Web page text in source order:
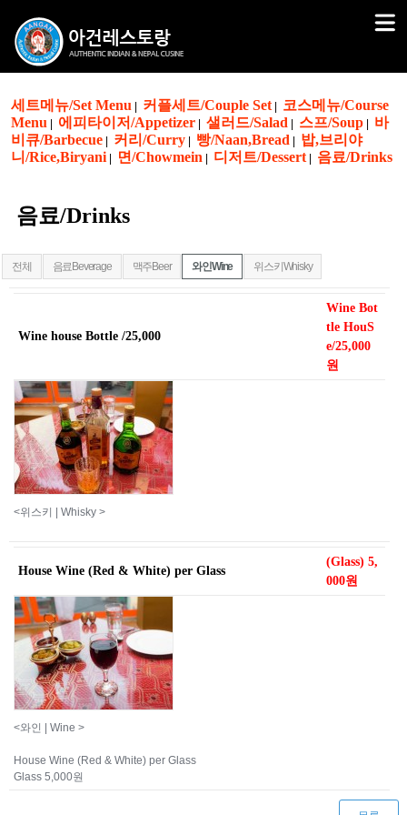
세트메뉴/Set Menu 커플세트/Couple Set| 코스메뉴/Course
Menu
에피타이저/Appetizer 샐러드/Salad 스프/Soup
바
비큐/Barbecue
커리/Curry 빵/Naan,Bread
밥,브리야
니/Rice,Biryani| 면/Chowmein 디저트/Dessert| 음료/Drinks
음료/Drinks
전체 음료Beverage 맥주Beer 와인Wine 위스키Whisky
Wine house Bottle /25,000
Wine Bot
tle HouS
e/25,000
원
<위스키 | Whisky >
House Wine (Red & White) per Glass
(Glass) 5,
000원
<와인 | Wine >
House Wine (Red & White) per Glass
Glass 5,000원